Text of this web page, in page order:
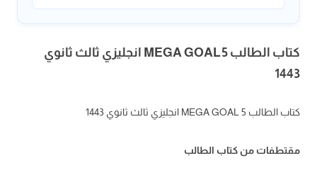
كتاب الطالب MEGA GOAL 5 انجليزي ثالث ثانوي
1443
كتاب الطالب MEGA GOAL 5 انجليزي ثالث ثانوي 1443
مقتطفات من كتاب الطالب